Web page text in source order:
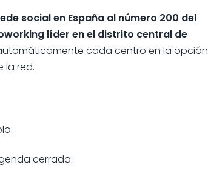
social en España al número 200 del
líder en el distrito central de
cada centro en la opción
la red.
cerrada.